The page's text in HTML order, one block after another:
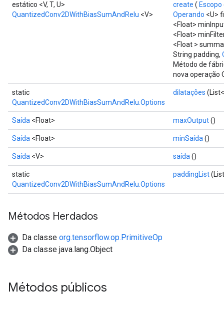
estático <V, T, U>
QuantizedConv2DWithBiasSumAndRelu <V>
create ( Escopo
Operando <U>
<Float>
<Float>
<Float >
String padding,
Método de
nova operação
static
QuantizedConv2DWithBiasSumAndRelu.Options
dilatações
Saída <Float> maxOutput()
Saída <Float> minSaída ()
Saída <V> saída ()
static
QuantizedConv2DWithBiasSumAndRelu.Options
paddingList
Métodos Herdados
Da classe org.tensorflow.op.PrimitiveOp
Da classe java.lang.Object
Métodos públicos